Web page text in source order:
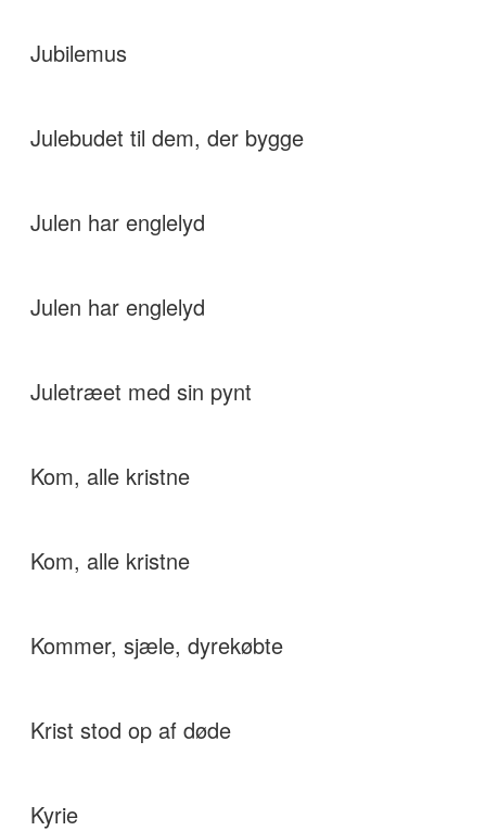
Jubilemus
Julebudet til dem, der bygge
Julen har englelyd
Julen har englelyd
Juletræet med sin pynt
Kom, alle kristne
Kom, alle kristne
Kommer, sjæle, dyrekøbte
Krist stod op af døde
Kyrie